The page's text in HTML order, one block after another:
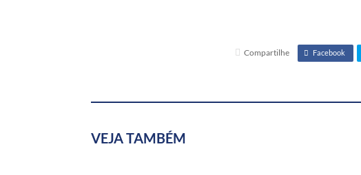
Compartilhe Facebook
VEJA TAMBÉM